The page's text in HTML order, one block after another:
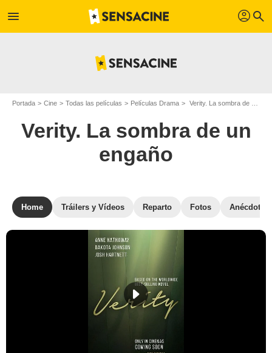
menu profil search
Portada Cine Todas las películas Películas Drama Verity. La sombra de un engaño
Verity. La sombra de un
engaño
Home Tráilers y Vídeos Reparto Fotos Anécdotas